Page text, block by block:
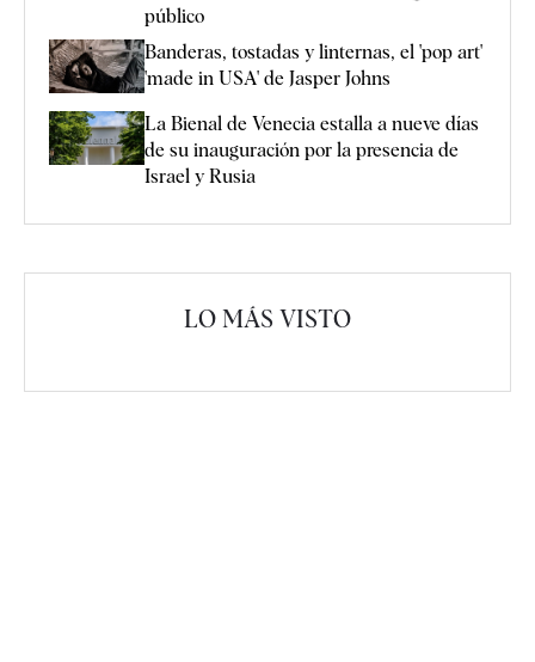
público
Banderas, tostadas y linternas, el 'pop art'
'made in USA' de Jasper Johns
La Bienal de Venecia estalla a nueve días
de su inauguración por la presencia de
Israel y Rusia
LO MÁS VISTO